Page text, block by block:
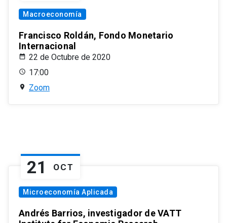
Macroeconomía
Francisco Roldán, Fondo Monetario
Internacional
22 de Octubre de 2020
17:00
Zoom
21 OCT
Microeconomía Aplicada
Andrés Barrios, investigador de VATT